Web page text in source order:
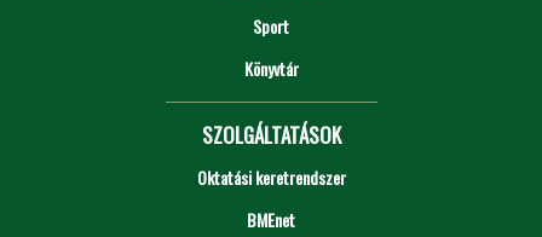
Sport
Könyvtár
SZOLGÁLTATÁSOK
Oktatási keretrendszer
BMEnet